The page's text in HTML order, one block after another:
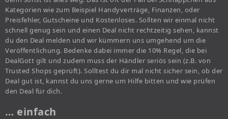
Kategorien wie zum Beispiel Handyverträge, Finanzen, oder
Preisfehler, Gutscheine und Kostenloses. Sollten wir einmal nicht
schnell genug sein und einen Deal nicht rechtzeitig sehen, kannst
du den Deal melden und wir kümmern uns umgehend um die
Veröffentlichung. Bedenke dabei immer die 10% Regel, die bei
DealGott gilt und zudem muss der Händler seriös sein (z.B. von
Trusted Shops geprüft). Solltest du dir mal nicht sicher sein, ob der
Deal gut ist, kannst du uns gerne um Hilfe bitten und wie prüfen
den Deal für dich.
… einfach